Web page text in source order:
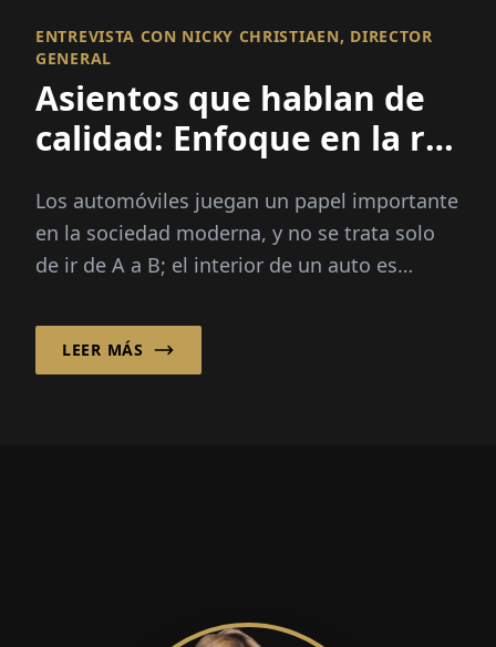
ENTREVISTA CON NICKY CHRISTIAEN, DIRECTOR
GENERAL
Asientos que hablan de
calidad: Enfoque en la re-
Los automóviles juegan un papel importante
en la sociedad moderna, y no se trata solo
de ir de A a B; el interior de un auto es
conducción cómoda
LEER MÁS